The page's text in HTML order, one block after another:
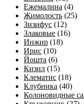
Ежемалина (4)
Жимолость (25)
Зизифус (12)
Злаковые (16)
Инжир (18)
Ирис (10)
Йошта (6)
Кизил (15)
Клематис (18)
Клубника (40)
Колоновидные